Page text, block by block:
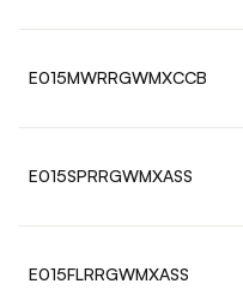
E015MWRRGWMXCCB
E015SPRRGWMXASS
E015FLRRGWMXASS